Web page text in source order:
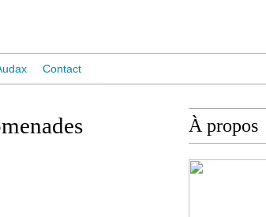
Contact
À propos